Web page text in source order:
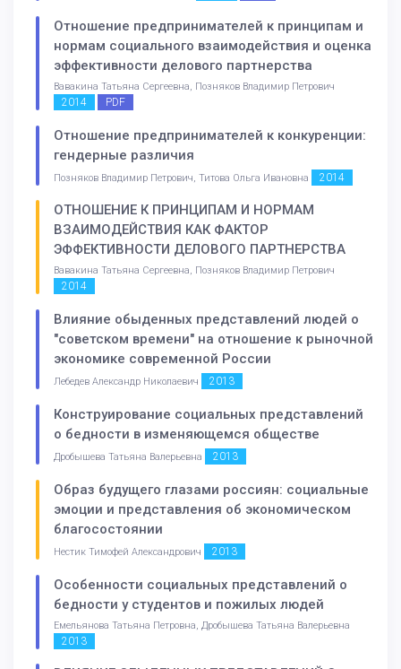
Отношение предпринимателей к принципам и
нормам социального взаимодействия и оценка
эффективности делового партнерства
Вавакина Татьяна Сергеевна, Позняков Владимир Петрович
2014 PDF
Отношение предпринимателей к конкуренции:
гендерные различия
Позняков Владимир Петрович, Титова Ольга Ивановна 2014
ОТНОШЕНИЕ К ПРИНЦИПАМ И НОРМАМ
ВЗАИМОДЕЙСТВИЯ КАК ФАКТОР
ЭФФЕКТИВНОСТИ ДЕЛОВОГО ПАРТНЕРСТВА
Вавакина Татьяна Сергеевна, Позняков Владимир Петрович
2014
Влияние обыденных представлений людей о
"советском времени" на отношение к рыночной
экономике современной России
Лебедев Александр Николаевич 2013
Конструирование социальных представлений
о бедности в изменяющемся обществе
Дробышева Татьяна Валерьевна 2013
Образ будущего глазами россиян: социальные
эмоции и представления об экономическом
благосостоянии
Нестик Тимофей Александрович 2013
Особенности социальных представлений о
бедности у студентов и пожилых людей
Емельянова Татьяна Петровна, Дробышева Татьяна Валерьевна
2013